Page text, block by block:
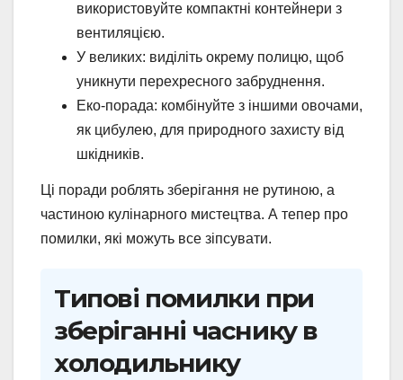
використовуйте компактні контейнери з
вентиляцією.
У великих: виділіть окрему полицю, щоб
уникнути перехресного забруднення.
Еко-порада: комбінуйте з іншими овочами,
як цибулею, для природного захисту від
шкідників.
Ці поради роблять зберігання не рутиною, а
частиною кулінарного мистецтва. А тепер про
помилки, які можуть все зіпсувати.
Типові помилки при
зберіганні часнику в
холодильнику